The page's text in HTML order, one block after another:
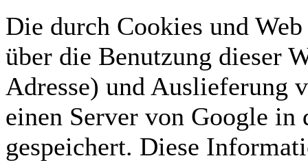
Die durch Cookies und
über die Benutzung dieser
Adresse) und Auslieferung
einen Server von Google in
gespeichert. Diese